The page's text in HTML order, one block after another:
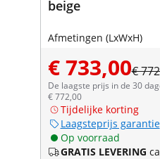
beige
Afmetingen (LxWxH)
€ 733,00€
De laagste prijs in de 30
€ 772,00
Tijdelijke korting
Laagsteprijs garantie
Op voorraad
GRATIS LEVERING